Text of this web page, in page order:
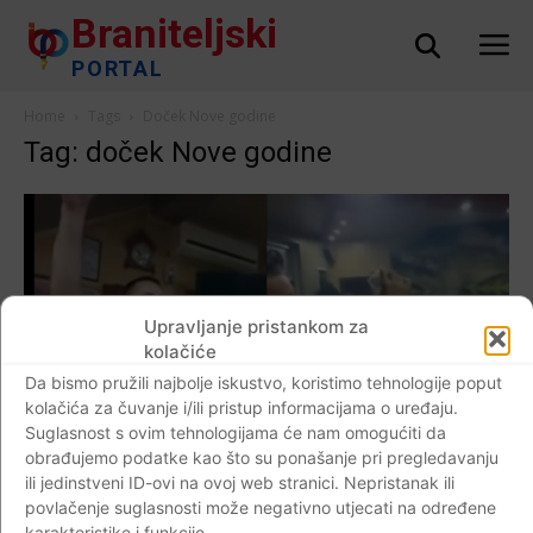
Upravljanje pristankom za
kolačiće
Da bismo pružili najbolje iskustvo, koristimo tehnologije poput
kolačića za čuvanje i/ili pristup informacijama o uređaju.
Suglasnost s ovim tehnologijama će nam omogućiti da
obrađujemo podatke kao što su ponašanje pri pregledavanju
ili jedinstveni ID-ovi na ovoj web stranici. Nepristanak ili
povlačenje suglasnosti može negativno utjecati na određene
Braniteljski
PORTAL
Tag: doček Nove godine
AKTUALNO